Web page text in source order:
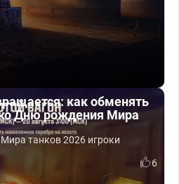
как обменять
Дню рождения Мира
танков 2026 игроки
6